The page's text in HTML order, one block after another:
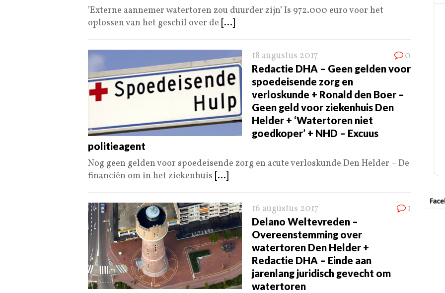
’Externe aannemer watertoren zou duurder zijn’ Is 972.000 euro voor het
oplossen van het geschil over de [...]
18 augustus 2017 0
Redactie DHA – Geen gelden voor
spoedeisende zorg en
verloskunde + Ronald den Boer –
Geen geld voor ziekenhuis Den
Helder + ‘Watertoren niet
goedkoper’ + NHD – Excuus
politieagent
Nog geen gelden voor spoedeisende zorg en acute verloskunde Den Helder – De
financiën om in het ziekenhuis [...]
16 augustus 2017 1
Delano Weltevreden –
Overeenstemming over
watertoren Den Helder +
Redactie DHA – Einde aan
jarenlang juridisch gevecht om
watertoren